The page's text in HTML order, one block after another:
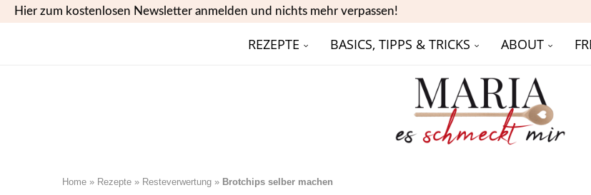
Hier zum kostenlosen Newsletter anmelden und nichts mehr verpassen!
REZEPTE BASICS, TIPPS & TRICKS ABOUT
Home » Rezepte » Resteverwertung » Brotchips selber machen